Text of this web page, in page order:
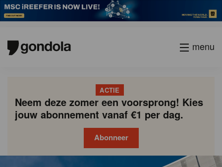
menu
ACTIE
Neem deze zomer een voorsprong! Kies
jouw abonnement vanaf €1 per dag.
Abonneer